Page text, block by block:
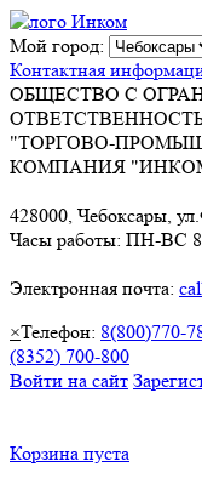
Мой город:
Контактная
ОБЩЕСТВО С
"ТОРГОВО-
КОМПАНИЯ
428000, Чебоксары,
Часы работы: ПН-ВС
Электронная почта:
×Телефон: 8(800)770-
(8352) 700-800
Войти на сайт
Корзина пуста